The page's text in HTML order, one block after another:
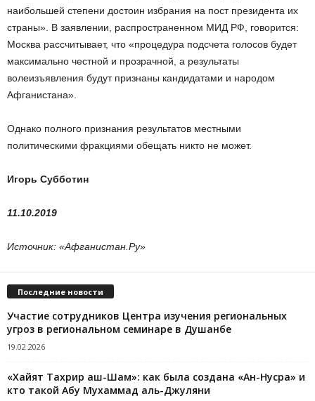
наибольшей степени достоин избрания на пост президента их
страны». В заявлении, распространенном МИД РФ, говорится:
Москва рассчитывает, что «процедура подсчета голосов будет
максимально честной и прозрачной, а результаты
волеизъявления будут признаны кандидатами и народом
Афганистана».
Однако полного признания результатов местными
политическими фракциями обещать никто не может.
Игорь Субботин
11.10.2019
Источник: «Афганистан.Ру»
Последние новости
Участие сотрудников Центра изучения региональных
угроз в региональном семинаре в Душанбе
19.02.2026
«Хайят Тахрир аш-Шам»: как была создана «Ан-Нусра» и
кто такой Абу Мухаммад аль-Джуляни